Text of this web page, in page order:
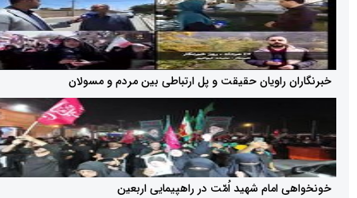
راویان حقیقت و پل ارتباطی بین مردم و مسولان
شهید اُمّت در راهپیمایی اربعین